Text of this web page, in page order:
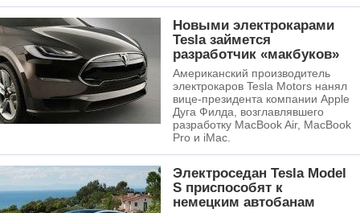
Новыми электрокарами
Tesla займется
разработчик «макбуков»
Американский производитель
электрокаров Tesla Motors нанял
вице-президента компании Apple
Дуга Филда, возглавлявшего
разработку MacBook Air, MacBook
Pro и iMac.
Электроседан Tesla Model
S приспособят к
немецким автобанам